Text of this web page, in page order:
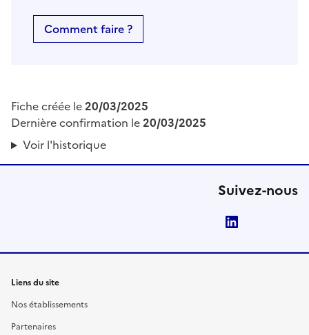
Comment faire ?
Fiche créée le20/03/2025
Dernière confirmation le20/03/2025
Voir l'historique
Suivez-nous
Liens du site
Nos établissements
Partenaires